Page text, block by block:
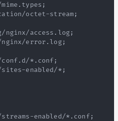
;
octet-stream;
nginx/access.log;
error.log;
*.conf;
enabled/*;
enabled/*.conf;